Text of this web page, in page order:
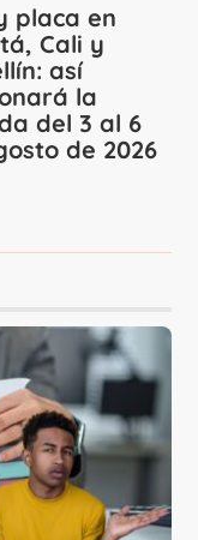
placa en
Cali y
así
la
del 3 al 6
de 2026